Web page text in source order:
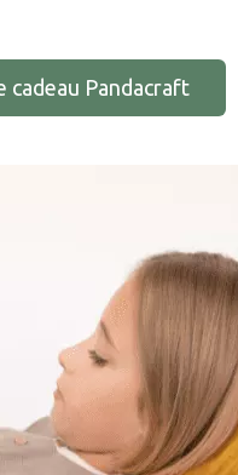
cadeau Pandacraft